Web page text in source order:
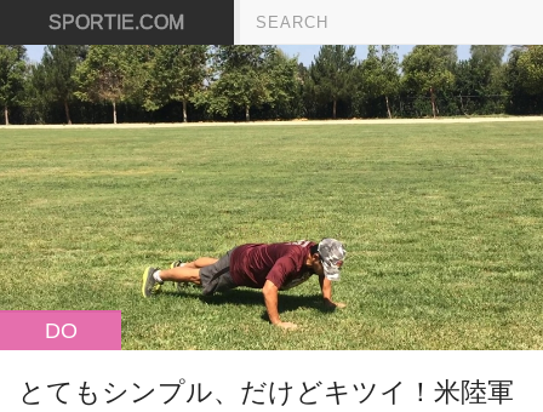
SPORTIE.COM
DO
とてもシンプル、だけどキツイ！米陸軍